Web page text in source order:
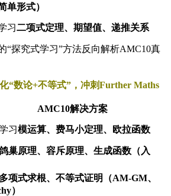
单形式）
习二项式定理、期望值、递推关系
“探究式学习”方法反向解析AMC10真
“数论+不等式”，冲刺Further Maths
AMC10解决方案
习模运算、费马小定理、欧拉函数
巢原理、容斥原理、生成函数（入
多项式求根、不等式证明（AM-GM、
）